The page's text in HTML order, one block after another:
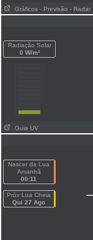
Gráficos - Previsão - Radar
Radiação Solar
0 W/m²
Guia UV
Nascer da Lua
Amanhã
00:11
Próx Lua Cheia
Qui 27 Ago